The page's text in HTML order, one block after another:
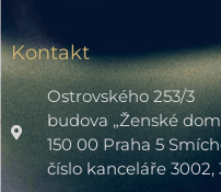
Kontakt
Ostrovského 253/3
budova „Ženské
150 00 Praha 5
číslo kanceláře 3002,